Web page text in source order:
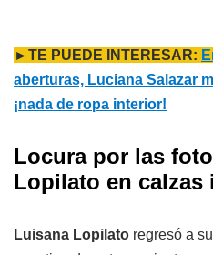
►TE PUEDE INTERESAR:
aberturas, Luciana Salazar
¡nada de ropa interior!
Locura por las
Lopilato en calzas
Luisana Lopilato regresó a